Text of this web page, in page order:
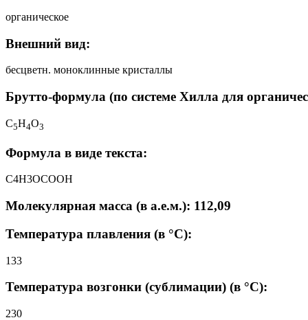
органическое
Внешний вид:
бесцветн. моноклинные кристаллы
Брутто-формула (по системе Хилла для
C5H4O3
Формула в виде текста:
C4H3OCOOH
Молекулярная масса (в а.е.м.): 112,09
Температура плавления (в °C):
133
Температура возгонки (сублимации) (в °C):
230